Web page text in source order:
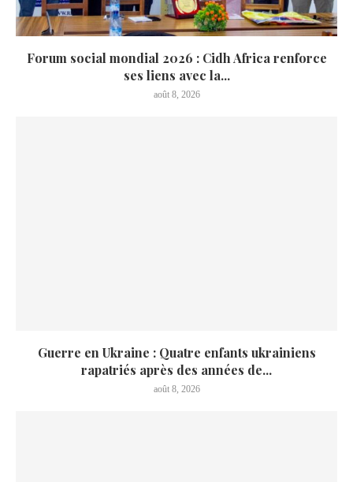
Forum social mondial 2026 : Cidh Africa renforce
ses liens avec la...
août 8, 2026
Guerre en Ukraine : Quatre enfants ukrainiens
rapatriés après des années de...
août 8, 2026